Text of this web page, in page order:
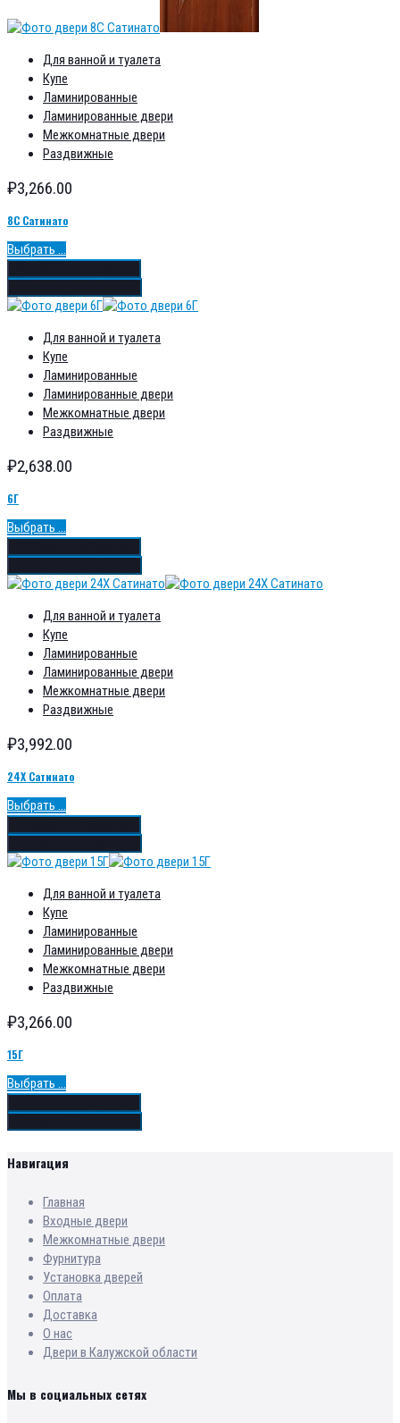
Для ванной и туалета
Купе
Ламинированные
Ламинированные двери
Межкомнатные двери
Раздвижные
₽3,266.00
8С Сатинато
Выбрать ...
Для ванной и туалета
Купе
Ламинированные
Ламинированные двери
Межкомнатные двери
Раздвижные
₽2,638.00
6Г
Выбрать ...
Для ванной и туалета
Купе
Ламинированные
Ламинированные двери
Межкомнатные двери
Раздвижные
₽3,992.00
24Х Сатинато
Выбрать ...
Для ванной и туалета
Купе
Ламинированные
Ламинированные двери
Межкомнатные двери
Раздвижные
₽3,266.00
15Г
Выбрать ...
Навигация
Главная
Входные двери
Межкомнатные двери
Фурнитура
Установка дверей
Оплата
Доставка
О нас
Двери в Калужской области
Мы в социальных сетях